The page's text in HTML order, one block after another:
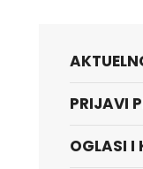
PRIJAVI
OGLASI I